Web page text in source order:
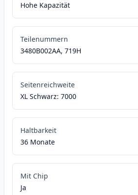
Hohe Kapazität
Teilenummern
3480B002AA, 719H
Seitenreichweite
XL Schwarz: 7000
Haltbarkeit
36 Monate
Mit Chip
Ja